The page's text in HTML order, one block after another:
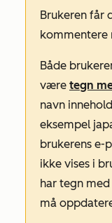
Brukeren får
kommentere
Både
være tegn
navn
eksempel
brukerens e-
ikke vises i
har tegn
må